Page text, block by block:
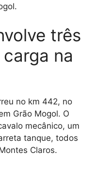
três
na
no km 442, no
Grão Mogol. O
mecânico, um
tanque, todos
Claros.